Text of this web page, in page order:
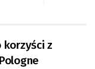
korzyści z